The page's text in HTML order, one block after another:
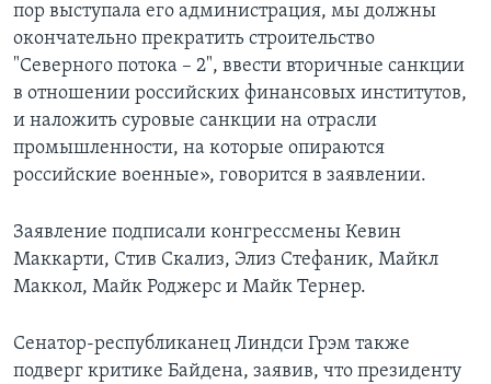
пор выступала его администрация, мы должны
окончательно прекратить строительство
"Северного потока – 2", ввести вторичные санкции
в отношении российских финансовых институтов,
и наложить суровые санкции на отрасли
промышленности, на которые опираются
российские военные», говорится в заявлении.
Заявление подписали конгрессмены Кевин
Маккарти, Стив Скализ, Элиз Стефаник, Майкл
Маккол, Майк Роджерс и Майк Тернер.
Сенатор-республиканец Линдси Грэм также
подверг критике Байдена, заявив, что президенту